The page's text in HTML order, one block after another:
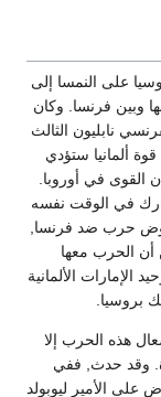
على النمسا إلى
وبين فرنسا. وكان
نابليون الثالث
ألمانيا ستؤدي
القوى في أوروبا.
في الوقت نفسه
حرب ضد فرنسا,
أن الحرب معها
الإمارات الألمانية
بروسيا.
هذه الحرب إلا
وقد حدث, ففي
عرض على الأمير ليوبولد